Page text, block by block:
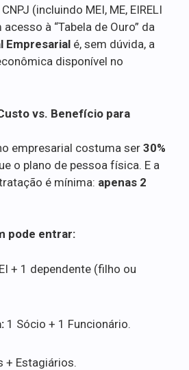
(incluindo MEI, ME, EIRELI
à “Tabela de Ouro” da
Empresarial é, sem dúvida, a
disponível no
vs. Benefício para
empresarial costuma ser 30%
o plano de pessoa física. E a
é mínima: apenas 2
pode entrar:
+ 1 dependente (filho ou
1 Sócio + 1 Funcionário.
+ Estagiários.